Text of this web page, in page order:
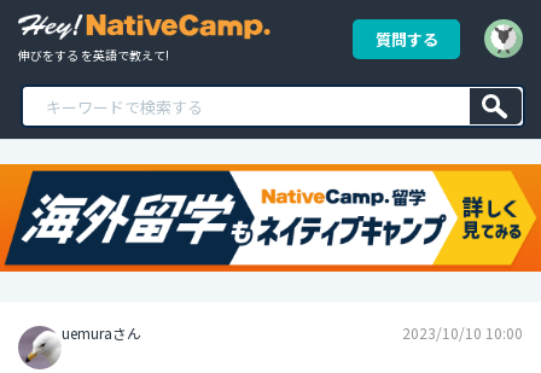
伸びをする を英語で教えて!
質問する
uemuraさん 2023/10/10 10:00